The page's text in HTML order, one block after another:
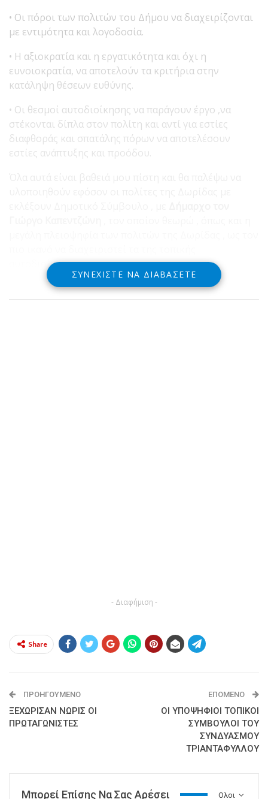
• Οι πόροι των πολιτών του Δήμου να διαχειρίζονται
με εντιμότητα και λογοδοσία.
• Η αξιοκρατία και η εργατικότητα και όχι η
ευνοιοκρατία, να αποτελούν τα κριτήρια στην
κατάληψη θέσεων ευθύνης.
• Οι θεσμοί αυτοδιοίκησης να παράγουν έργο ,να
στέκονται δίπλα στον πολίτη και αντί για εστίες
διαφθοράς και σπατάλης πόρων να αποτελέσουν
εστίες ανάπτυξης και προόδου.
αυτοδιοίκησης.
ΣΥΝΕΧΊΣΤΕ ΝΑ ΔΙΑΒΆΣΕΤΕ
- Διαφήμιση -
Share
ΠΡΟΗΓΟΎΜΕΝΟ
ΞΕΧΩΡΙΣΑΝ ΝΩΡΙΣ ΟΙ
ΠΡΩΤΑΓΩΝΙΣΤΕΣ
ΕΠΌΜΕΝΟ
OI ΥΠΟΨΗΦΙΟΙ ΤΟΠΙΚΟΙ
ΣΥΜΒΟΥΛΟΙ ΤΟΥ
ΣΥΝΔΥΑΣΜΟΥ
ΤΡΙΑΝΤΑΦΥΛΛΟΥ
Ολοι
Μπορεί Επίσης Να Σας Αρέσει